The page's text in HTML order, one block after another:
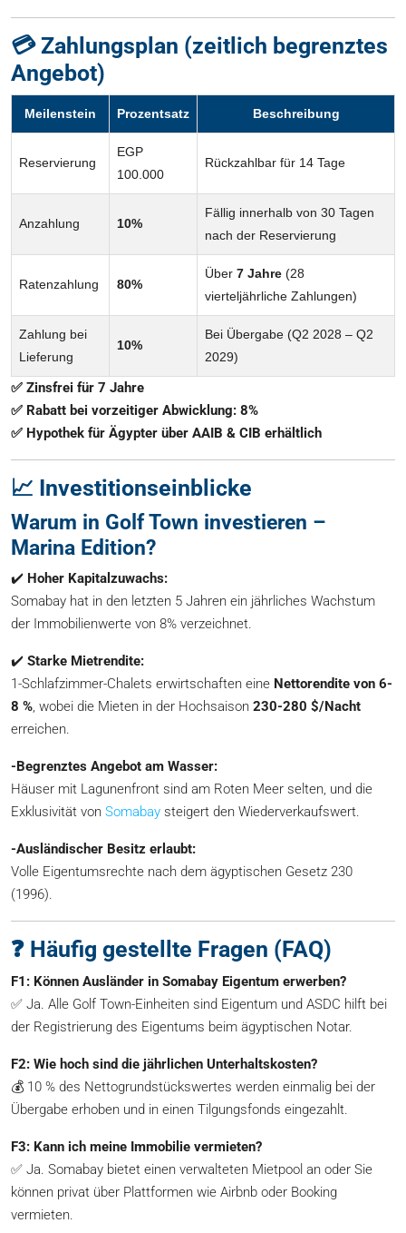
💳 Zahlungsplan (zeitlich begrenztes
Angebot)
Meilenstein Prozentsatz Beschreibung
Reservierung
EGP
100.000
Rückzahlbar für 14 Tage
Anzahlung 10%
Fällig innerhalb von 30 Tagen
nach der Reservierung
Ratenzahlung 80%
Über 7 Jahre (28
vierteljährliche Zahlungen)
Zahlung bei
Lieferung
10%
Bei Übergabe (Q2 2028 – Q2
2029)
✅ Zinsfrei für 7 Jahre
✅ Rabatt bei vorzeitiger Abwicklung: 8%
✅ Hypothek für Ägypter über AAIB & CIB erhältlich
📈 Investitionseinblicke
Warum in Golf Town investieren –
Marina Edition?
✔️ Hoher Kapitalzuwachs:
Somabay hat in den letzten 5 Jahren ein jährliches Wachstum
der Immobilienwerte von 8% verzeichnet.
✔️ Starke Mietrendite:
1-Schlafzimmer-Chalets erwirtschaften eine Nettorendite von 6-
8 % , wobei die Mieten in der Hochsaison 230-280 $/Nacht
erreichen.
-Begrenztes Angebot am Wasser:
Häuser mit Lagunenfront sind am Roten Meer selten, und die
Exklusivität von Somabay steigert den Wiederverkaufswert.
-Ausländischer Besitz erlaubt:
Volle Eigentumsrechte nach dem ägyptischen Gesetz 230
(1996).
❓ Häufig gestellte Fragen (FAQ)
F1: Können Ausländer in Somabay Eigentum erwerben?
✅ Ja. Alle Golf Town-Einheiten sind Eigentum und ASDC hilft bei
der Registrierung des Eigentums beim ägyptischen Notar.
F2: Wie hoch sind die jährlichen Unterhaltskosten?
💰 10 % des Nettogrundstückswertes werden einmalig bei der
Übergabe erhoben und in einen Tilgungsfonds eingezahlt.
F3: Kann ich meine Immobilie vermieten?
✅ Ja. Somabay bietet einen verwalteten Mietpool an oder Sie
können privat über Plattformen wie Airbnb oder Booking
vermieten.